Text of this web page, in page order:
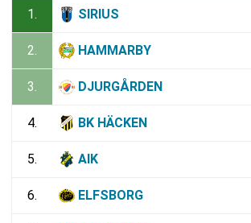
1. SIRIUS
2. HAMMARBY
3. DJURGÅRDEN
4. BK HÄCKEN
5. AIK
6. ELFSBORG